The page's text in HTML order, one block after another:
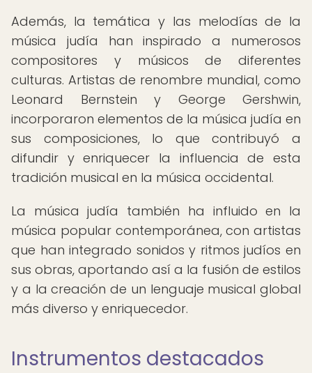
Además, la temática y las melodías de la
música judía han inspirado a numerosos
compositores y músicos de diferentes
culturas. Artistas de renombre mundial, como
Leonard Bernstein y George Gershwin,
incorporaron elementos de la música judía en
sus composiciones, lo que contribuyó a
difundir y enriquecer la influencia de esta
tradición musical en la música occidental.
La música judía también ha influido en la
música popular contemporánea, con artistas
que han integrado sonidos y ritmos judíos en
sus obras, aportando así a la fusión de estilos
y a la creación de un lenguaje musical global
más diverso y enriquecedor.
Instrumentos destacados